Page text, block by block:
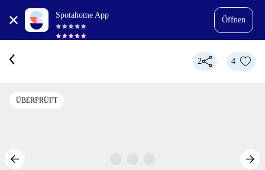
Spotahome App
Öffnen
2 4
ÜBERPRÜFT